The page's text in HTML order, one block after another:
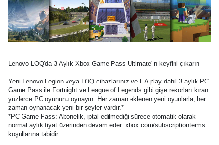
Lenovo LOQ'da 3 Aylık Xbox Game Pass Ultimate'ın keyfini çıkarın
Yeni Lenovo Legion veya LOQ cihazlarınız ve EA play dahil 3 aylık PC
Game Pass ile Fortnight ve League of Legends gibi gişe rekorları kıran
yüzlerce PC oyununu oynayın. Her zaman eklenen yeni oyunlarla, her
zaman oynanacak yeni bir şeyler vardır.*
*PC Game Pass: Abonelik, iptal edilmediği sürece otomatik olarak
normal aylık fiyat üzerinden devam eder. xbox.com/subscriptionterms
koşullarına tabidir